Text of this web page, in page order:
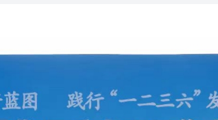
束十年情 台前幕後不捨 3000粉絲齊聚
總花費3.21萬億元